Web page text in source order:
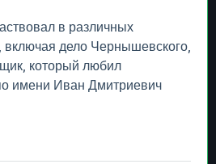
в различных
включая дело Чернышевского,
который любил
имени Иван Дмитриевич